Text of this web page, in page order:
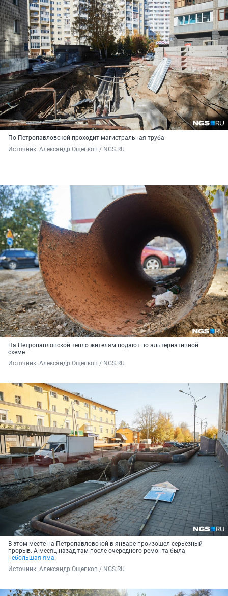
По Петропавловской проходит магистральная труба
Источник: Александр Ощепков / NGS.RU
На Петропавловской тепло жителям подают по альтернативной
схеме
Источник: Александр Ощепков / NGS.RU
В этом месте на Петропавловской в январе произошел серьезный
прорыв. А месяц назад там после очередного ремонта была
небольшая яма.
Источник: Александр Ощепков / NGS.RU